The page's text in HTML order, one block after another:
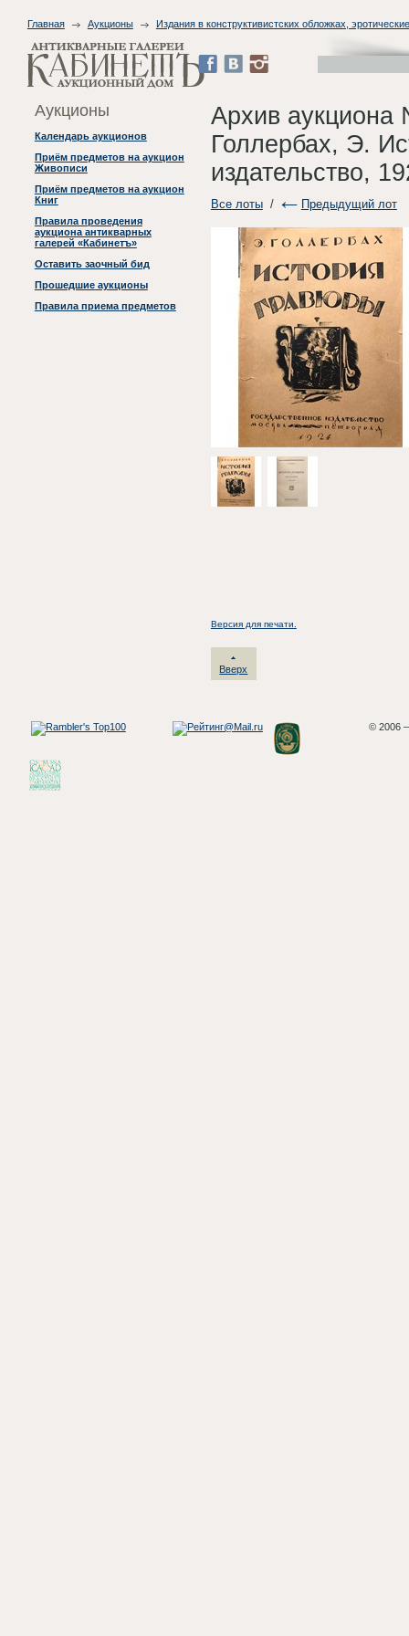
Главная Аукционы Издания в конструктивистских обложках,
Аукционы
Календарь аукционов
Приём предметов на аукцион
Живописи
Приём предметов на аукцион
Книг
Правила проведения
аукциона антикварных
галерей «Кабинетъ»
Оставить заочный бид
Прошедшие аукционы
Правила приема предметов
Архив аукциона
Голлербах, Э.
издательство,
Все лоты/ Предыдущий лот
Версия для печати.
Вверх
© 2006